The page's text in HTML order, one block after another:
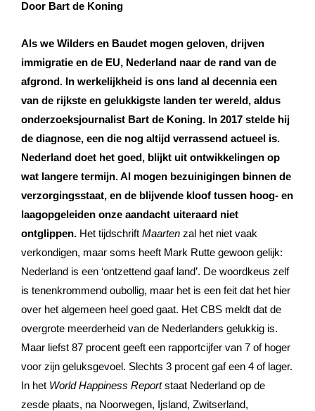
Door Bart de Koning
Als we Wilders en Baudet mogen geloven, drijven
immigratie en de EU, Nederland naar de rand van de
afgrond. In werkelijkheid is ons land al decennia een
van de rijkste en gelukkigste landen ter wereld, aldus
onderzoeksjournalist Bart de Koning. In 2017 stelde hij
de diagnose, een die nog altijd verrassend actueel is.
Nederland doet het goed, blijkt uit ontwikkelingen op
wat langere termijn. Al mogen bezuinigingen binnen de
verzorgingsstaat, en de blijvende kloof tussen hoog- en
laagopgeleiden onze aandacht uiteraard niet
ontglippen. Het tijdschrift Maarten zal het niet vaak
verkondigen, maar soms heeft Mark Rutte gewoon gelijk:
Nederland is een ‘ontzettend gaaf land’. De woordkeus zelf
is tenenkrommend oubollig, maar het is een feit dat het hier
over het algemeen heel goed gaat. Het CBS meldt dat de
overgrote meerderheid van de Nederlanders gelukkig is.
Maar liefst 87 procent geeft een rapportcijfer van 7 of hoger
voor zijn geluksgevoel. Slechts 3 procent gaf een 4 of lager.
In het World Happiness Reportstaat Nederland op de
zesde plaats, na Noorwegen, Ijsland, Zwitserland,